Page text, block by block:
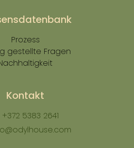
Prozess
gestellte Fragen
Kontakt
+372 5383 2641